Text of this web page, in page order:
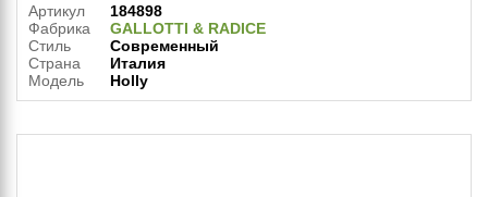
Артикул
184898
Фабрика
GALLOTTI & RADICE
Стиль
Современный
Страна
Италия
Модель
Holly